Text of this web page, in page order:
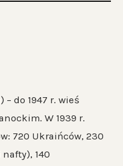
– do 1947 r. wieś
W 1939 r.
720 Ukraińców, 230
140